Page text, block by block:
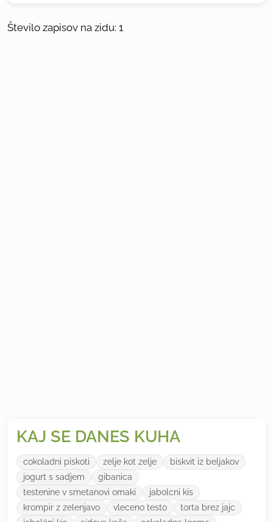
Število zapisov na zidu: 1
KAJ SE DANES KUHA
cokoladni piskoti zelje kot zelje
biskvit iz beljakov
jogurt s sadjem
gibanica
testenine v smetanovi omaki
jabolcni kis
krompir z zelenjavo
vleceno testo
torta brez jajc